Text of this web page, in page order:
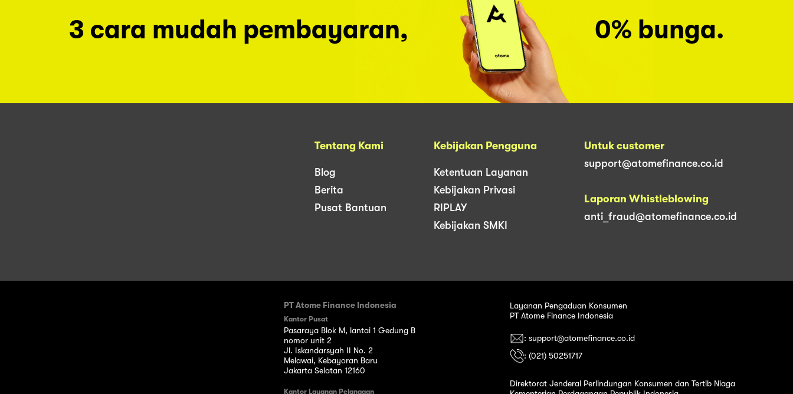
3 cara mudah pembayaran, 0% bunga.
Tentang Kami
Blog
Berita
Pusat Bantuan
Kebijakan Pengguna
Ketentuan Layanan
Kebijakan Privasi
RIPLAY
Kebijakan SMKI
Untuk customer
support@atomefinance.co.id
Laporan Whistleblowing
anti_fraud@atomefinance.co.id
PT Atome Finance Indonesia
Kantor Pusat
Pasaraya Blok M, lantai 1 Gedung B
nomor unit 2
Jl. Iskandarsyah II No. 2
Melawai, Kebayoran Baru
Jakarta Selatan 12160
Kantor Layanan Pelanggan
Layanan Pengaduan Konsumen
PT Atome Finance Indonesia
: support@atomefinance.co.id
: (021) 50251717
Direktorat Jenderal Perlindungan Konsumen dan Tertib Niaga